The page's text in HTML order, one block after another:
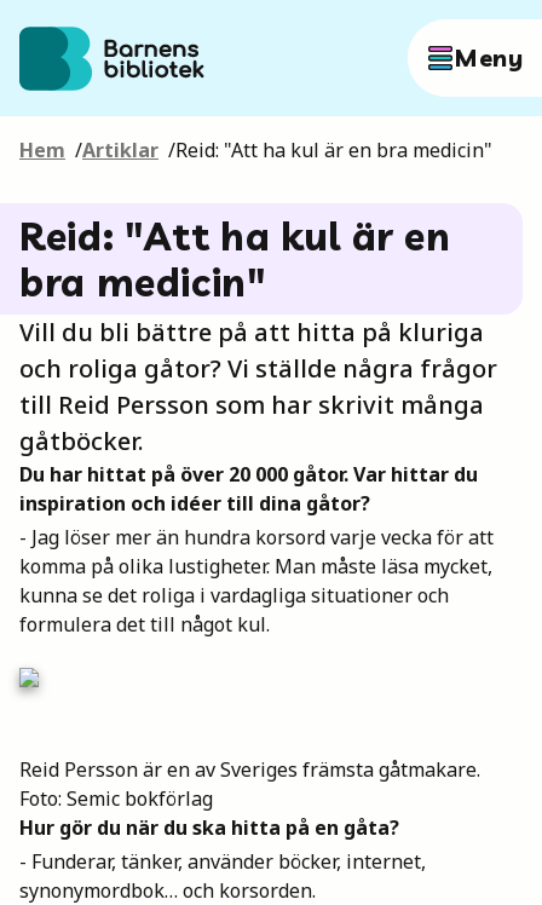
Hoppa till innehållet
Meny
Författare
Böcker
Hitta mer
Sök
Mina böcker
Utskrifter
Hem /Artiklar /Reid: "Att ha kul är en bra medicin"
Reid: "Att ha kul är en
bra medicin"
Vill du bli bättre på att hitta på kluriga
och roliga gåtor? Vi ställde några frågor
till Reid Persson som har skrivit många
gåtböcker.
Du har hittat på över 20 000 gåtor. Var hittar du
inspiration och idéer till dina gåtor?
- Jag löser mer än hundra korsord varje vecka för att
komma på olika lustigheter. Man måste läsa mycket,
kunna se det roliga i vardagliga situationer och
formulera det till något kul.
Reid Persson är en av Sveriges främsta gåtmakare.
Foto: Semic bokförlag
Hur gör du när du ska hitta på en gåta?
- Funderar, tänker, använder böcker, internet,
synonymordbok… och korsorden.